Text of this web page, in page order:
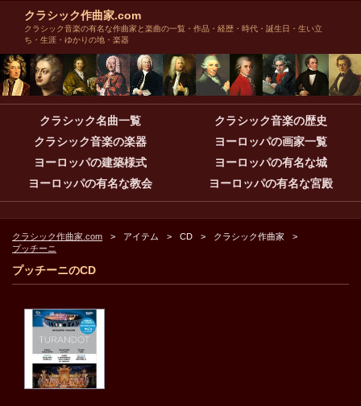
クラシック作曲家.com
クラシック音楽の有名な作曲家と楽曲の一覧・作品・経歴・時代・誕生日・生い立
ち・生涯・ゆかりの地・楽器
クラシック名曲一覧
クラシック音楽の歴史
クラシック音楽の楽器
ヨーロッパの画家一覧
ヨーロッパの建築様式
ヨーロッパの有名な城
ヨーロッパの有名な教会
ヨーロッパの有名な宮殿
クラシック作曲家.com アイテム CD
クラシック作曲家
プッチーニ
プッチーニのCD